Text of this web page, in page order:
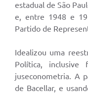
estadual de São
e, entre 1948 e
Partido de
Idealizou uma
Política, inclusive
juseconometria. A
de Bacellar, e